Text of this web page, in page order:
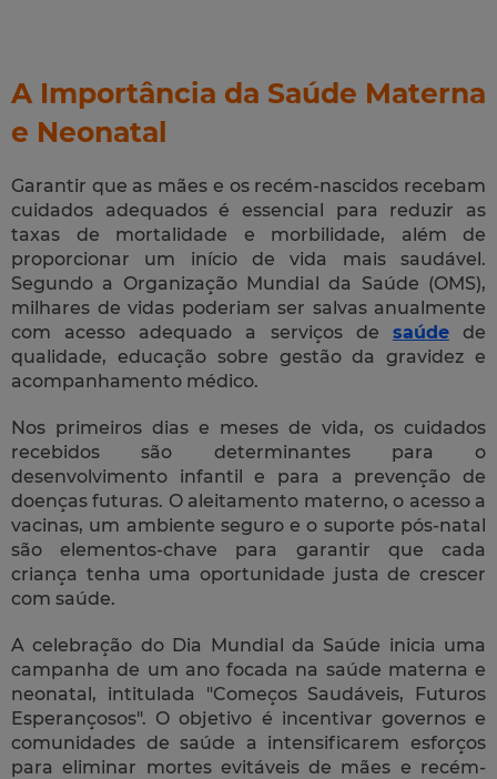
A Importância da Saúde Materna
e Neonatal
Garantir que as mães e os recém-nascidos recebam
cuidados adequados é essencial para reduzir as
taxas de mortalidade e morbilidade, além de
proporcionar um início de vida mais saudável.
Segundo a Organização Mundial da Saúde (OMS),
milhares de vidas poderiam ser salvas anualmente
com acesso adequado a serviços de saúdede
qualidade, educação sobre gestão da gravidez e
acompanhamento médico.
Nos primeiros dias e meses de vida, os cuidados
recebidos são determinantes para o
desenvolvimento infantil e para a prevenção de
doenças futuras. O aleitamento materno, o acesso a
vacinas, um ambiente seguro e o suporte pós-natal
são elementos-chave para garantir que cada
criança tenha uma oportunidade justa de crescer
com saúde.
A celebração do Dia Mundial da Saúde inicia uma
campanha de um ano focada na saúde materna e
neonatal, intitulada "Começos Saudáveis, Futuros
Esperançosos". O objetivo é incentivar governos e
comunidades de saúde a intensificarem esforços
para eliminar mortes evitáveis de mães e recém-